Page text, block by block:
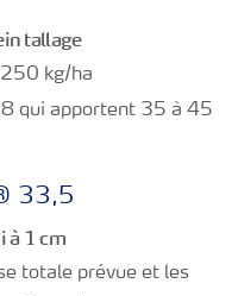
tallage
kg/ha
qui apportent 35 à 45
33,5
à 1 cm
totale prévue et les